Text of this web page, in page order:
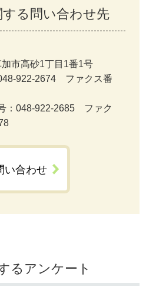
る問い合わせ先
市高砂1丁目1番1号
922-2674 ファクス番
：048-922-2685 ファク
い合わせ
るアンケート